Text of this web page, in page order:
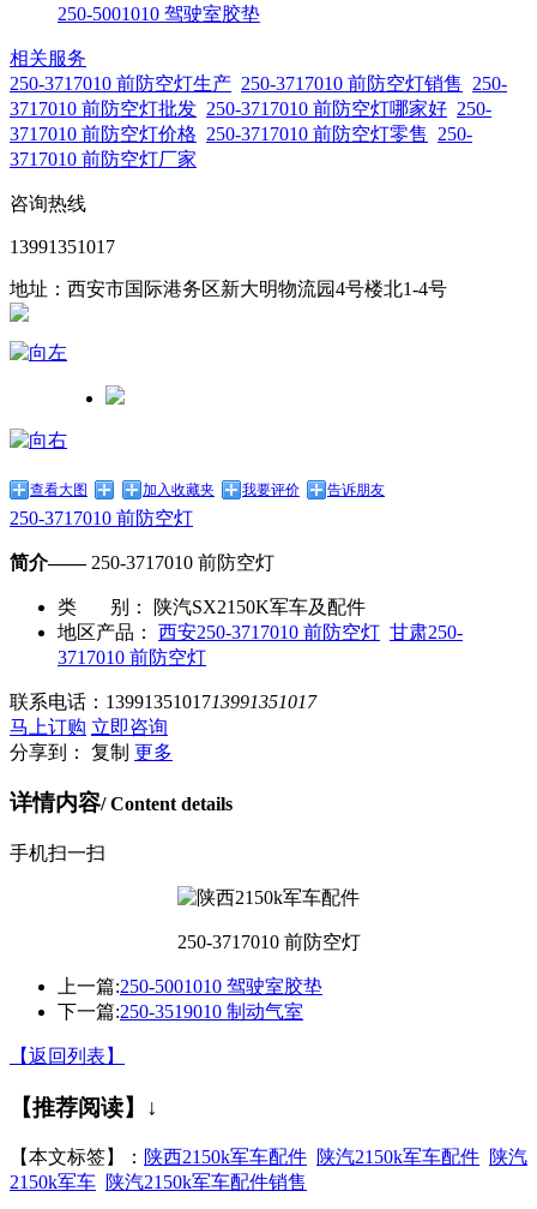
250-5001010 驾驶室胶垫
相关服务
250-3717010 前防空灯生产 250-3717010 前防空灯销售
250-
3717010 前防空灯批发 250-3717010 前防空灯哪家好 250-
3717010 前防空灯价格 250-3717010 前防空灯零售
250-
3717010 前防空灯厂家
咨询热线
13991351017
地址：西安市国际港务区新大明物流园4号楼北1-4号
查看大图 加入收藏夹 我要评价 告诉朋友
250-3717010 前防空灯
简介——250-3717010 前防空灯
类 别：
陕汽SX2150K军车及配件
地区产品：
西安250-3717010 前防空灯 甘肃250-
3717010 前防空灯
联系电话： 1399135101713991351017
马上订购 立即咨询
分享到：
复制 更多
详情内容/ Content details
手机扫一扫
250-3717010 前防空灯
上一篇:250-5001010 驾驶室胶垫
下一篇:250-3519010 制动气室
【返回列表】
【推荐阅读】↓
【本文标签】： 陕西2150k军车配件 陕汽2150k军车配件 陕汽
2150k军车 陕汽2150k军车配件销售